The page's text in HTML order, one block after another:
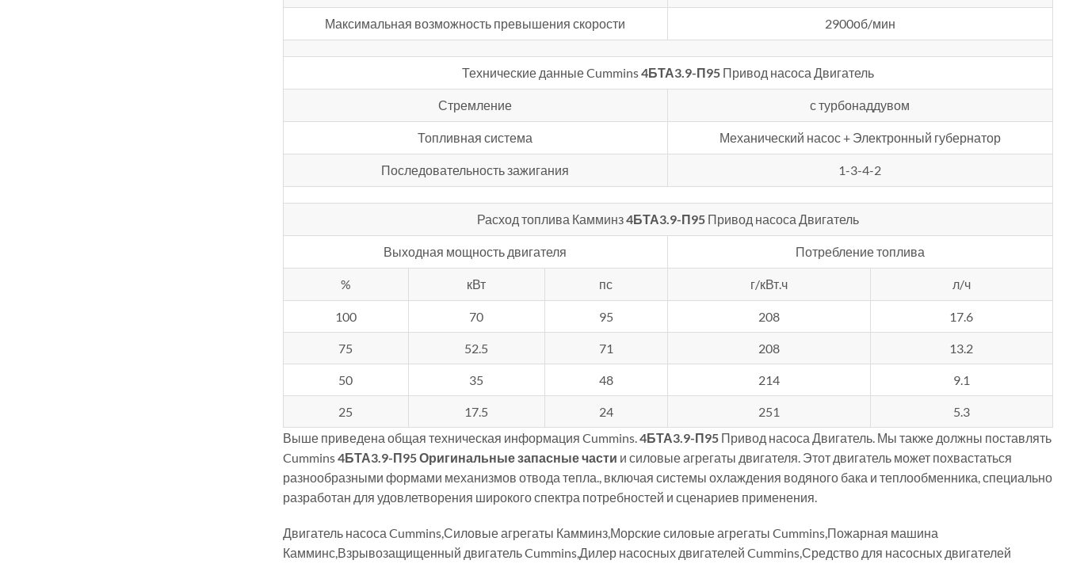
Максимальная возможность превышения скорости 2900об/мин
Технические данные Cummins4БТА3.9-П95 Привод насоса Двигатель
Стремление с турбонаддувом
Топливная система Механический насос + Электронный губернатор
Последовательность зажигания 1-3-4-2
Расход топлива Камминз4БТА3.9-П95 Привод насоса Двигатель
Выходная мощность двигателя Потребление топлива
% кВт пс г/кВт.ч л/ч
100 70 95 208 17.6
75 52.5 71 208 13.2
50 35 48 214 9.1
25 17.5 24 251
5.3
Выше приведена общая техническая информация Cummins.4БТА3.9-П95 Привод насоса Двигатель. Мы также должны поставлять
Cummins4БТА3.9-П95Оригинальные запасные части и силовые агрегаты двигателя. Этот двигатель может похвастаться
разнообразными формами механизмов отвода тепла., включая системы охлаждения водяного бака и теплообменника, специально
разработан для удовлетворения широкого спектра потребностей и сценариев применения.
Двигатель насоса Cummins,Силовые агрегаты Камминз,Морские силовые агрегаты Cummins,Пожарная машина
Камминс,Взрывозащищенный двигатель Cummins,Дилер насосных двигателей Cummins,Средство для насосных двигателей